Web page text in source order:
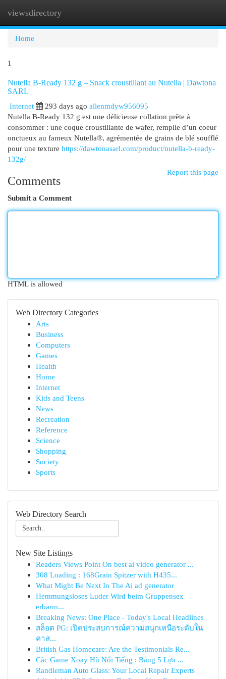
viewsdirectory
Home
1
Nutella B-Ready 132 g – Snack croustillant au Nutella | Dawtona
SARL
Internet
293 days ago allenmdyw956095
Nutella B-Ready 132 g est une délicieuse collation prête à
consommer : une coque croustillante de wafer, remplie d’un coeur
onctueux au fameux Nutella®, agrémentée de grains de blé soufflé
pour une texture https://dawtonasarl.com/product/nutella-b-ready-
132g/
Report this page
Comments
Submit a Comment
HTML is allowed
Web Directory Categories
Arts
Business
Computers
Games
Health
Home
Internet
Kids and Teens
News
Recreation
Reference
Science
Shopping
Society
Sports
Web Directory Search
New Site Listings
Readers Views Point On best ai video generator ...
308 Loading : 168Grain Spitzer with H435...
What Might Be Next In The Ai ad generator
Hemmungsloses Luder Wird beim Gruppensex
erbarm...
Breaking News: One Place - Today's Local Headlines
สล็อต PG: เปิดประสบการณ์ความสนุกเหนือระดับใน
คาส...
British Gas Homecare: Are the Testimonials Re...
Các Game Xoay Hũ Nổi Tiếng : Bảng 5 Lựa ...
Randleman Auto Glass: Your Local Repair Experts